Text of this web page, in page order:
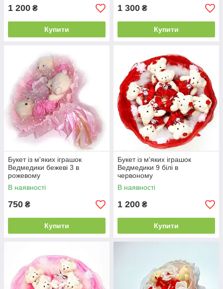
1 200 ₴
Купити
1 300 ₴
Купити
Букет із м'яких іграшок
Ведмедики бежеві 3 в
рожевому
В наявності
750 ₴
Купити
Букет із м'яких іграшок
Ведмедики 9 білі в
червоному
В наявності
1 200 ₴
Купити